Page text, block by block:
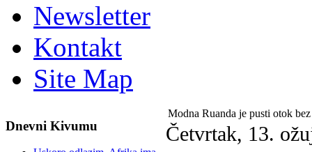
Newsletter
Kontakt
Site Map
Dnevni Kivumu
Modna Ruanda je pusti otok
Četvrtak, 13.